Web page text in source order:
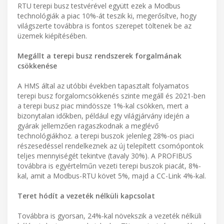
RTU terepi busz testvérével együtt ezek a Modbus
technológiák a piac 10%-át teszik ki, megerősítve, hogy
világszerte továbbra is fontos szerepet töltenek be az
üzemek kiépítésében.
Megállt a terepi busz rendszerek forgalmának
csökkenése
A HMS által az utóbbi években tapasztalt folyamatos
terepi busz forgalomcsökkenés szinte megáll és 2021-ben
a terepi busz piac mindössze 1%-kal csökken, mert a
bizonytalan időkben, például egy világjárvány idején a
gyárak jellemzően ragaszkodnak a meglévő
technológiákhoz. a terepi buszok jelenleg 28%-os piaci
részesedéssel rendelkeznek az új telepített csomópontok
teljes mennyiségét tekintve (tavaly 30%). A PROFIBUS
továbbra is egyértelműn vezeti terepi buszok piacát, 8%-
kal, amit a Modbus-RTU követ 5%, majd a CC-Link 4%-kal.
Teret hódít a vezeték nélküli kapcsolat
Továbbra is gyorsan, 24%-kal növekszik a vezeték nélküli